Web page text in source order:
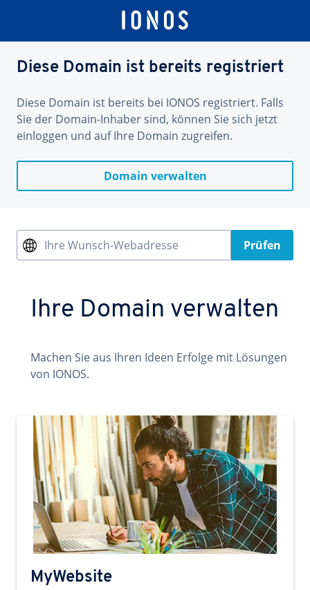
Diese Domain ist bereits registriert
Diese Domain ist bereits bei IONOS registriert. Falls
Sie der Domain-Inhaber sind, können Sie sich jetzt
einloggen und auf Ihre Domain zugreifen.
Domain verwalten
Ihre Wunsch-Webadresse Prüfen
Ihre Domain verwalten
Machen Sie aus Ihren Ideen Erfolge mit Lösungen
von IONOS.
MyWebsite